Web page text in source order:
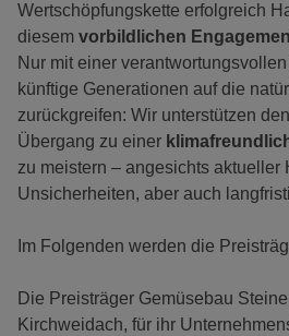
Wertschöpfungskette erfolgreich
diesem vorbildlichen
Nur mit einer
künftige Generationen auf die
zurückgreifen: Wir unterstützen
Übergang zu einer
zu meistern – angesichts aktueller
Unsicherheiten, aber auch
Im Folgenden werden die
Die Preisträger Gemüsebau
Kirchweidach, für ihr